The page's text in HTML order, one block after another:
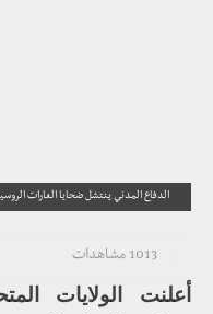
الدفاع المدني ينتشل ضحايا الغارات الروسية
1013 مشاهدات
أعلنت الولايات